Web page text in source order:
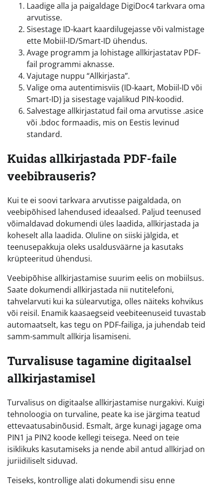
Laadige alla ja paigaldage DigiDoc4 tarkvara oma
arvutisse.
Sisestage ID-kaart kaardilugejasse või valmistage
ette Mobiil-ID/Smart-ID ühendus.
Avage programm ja lohistage allkirjastatav PDF-
fail programmi aknasse.
Vajutage nuppu “Allkirjasta”.
Valige oma autentimisviis (ID-kaart, Mobiil-ID või
Smart-ID) ja sisestage vajalikud PIN-koodid.
Salvestage allkirjastatud fail oma arvutisse .asice
või .bdoc formaadis, mis on Eestis levinud
standard.
Kuidas allkirjastada PDF-faile
veebibrauseris?
Kui te ei soovi tarkvara arvutisse paigaldada, on
veebipõhised lahendused ideaalsed. Paljud teenused
võimaldavad dokumendi üles laadida, allkirjastada ja
koheselt alla laadida. Oluline on siiski jälgida, et
teenusepakkuja oleks usaldusväärne ja kasutaks
krüpteeritud ühendusi.
Veebipõhise allkirjastamise suurim eelis on mobiilsus.
Saate dokumendi allkirjastada nii nutitelefoni,
tahvelarvuti kui ka sülearvutiga, olles näiteks kohvikus
või reisil. Enamik kaasaegseid veebiteenuseid tuvastab
automaatselt, kas tegu on PDF-failiga, ja juhendab teid
samm-sammult allkirja lisamiseni.
Turvalisuse tagamine digitaalsel
allkirjastamisel
Turvalisus on digitaalse allkirjastamise nurgakivi. Kuigi
tehnoloogia on turvaline, peate ka ise järgima teatud
ettevaatusabinõusid. Esmalt, ärge kunagi jagage oma
PIN1 ja PIN2 koode kellegi teisega. Need on teie
isiklikuks kasutamiseks ja nende abil antud allkirjad on
juriidiliselt siduvad.
Teiseks, kontrollige alati dokumendi sisu enne